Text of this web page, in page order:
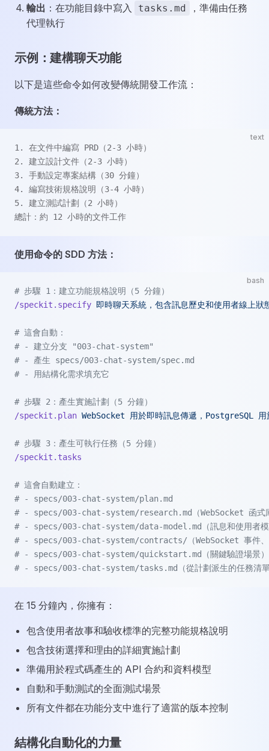
輸出 ：在功能目錄中寫入 tasks.md
，準備由任務
代理執行
示例：建構聊天功能
以下是這些命令如何改變傳統開發工作流：
傳統方法：
text
1. 在文件中編寫 PRD（2-3 小時）
2. 建立設計文件（2-3 小時）
3. 手動設定專案結構（30 分鐘）
4. 編寫技術規格說明（3-4 小時）
5. 建立測試計劃（2 小時）
總計：約 12 小時的文件工作
使用命令的 SDD 方法：
bash
# 步驟 1：建立功能規格說明（5 分鐘）
/speckit.specify 即時聊天系統，包含訊息歷史和使用者線上狀
# 這會自動：
# - 建立分支 "003-chat-system"
# - 產生 specs/003-chat-system/spec.md
# - 用結構化需求填充它
# 步驟 2：產生實施計劃（5 分鐘）
/speckit.plan WebSocket 用於即時訊息傳遞，PostgreSQL 用
# 步驟 3：產生可執行任務（5 分鐘）
/speckit.tasks
# 這會自動建立：
# - specs/003-chat-system/plan.md
# - specs/003-chat-system/research.md（WebSocket 函式
# - specs/003-chat-system/data-model.md（訊息和使用者模
# - specs/003-chat-system/contracts/（WebSocket 事件、
# - specs/003-chat-system/quickstart.md（關鍵驗證場景）
# - specs/003-chat-system/tasks.md（從計劃派生的任務清
在 15 分鐘內，你擁有：
包含使用者故事和驗收標準的完整功能規格說明
包含技術選擇和理由的詳細實施計劃
準備用於程式碼產生的 API 合約和資料模型
自動和手動測試的全面測試場景
所有文件都在功能分支中進行了適當的版本控制
結構化自動化的力量